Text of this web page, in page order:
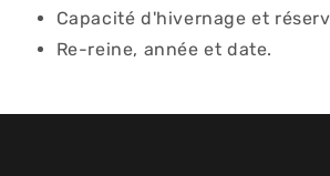
Capacité d'hivernage et
Re-reine, année et date.